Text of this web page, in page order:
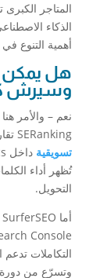
المتاجر
الذكاء
أهمية التنوع
هل يمكن
وسيرش
SERanking تقارير متكاملة ترتبط بحملة
تسويقية
تُظهر أداء
التحويل.
التكاملات
وتسرّع من دورة